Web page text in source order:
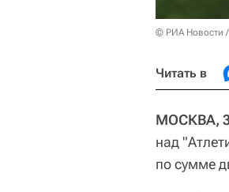
© РИА Новости
Читать в
МОСКВА,
над
по сумме